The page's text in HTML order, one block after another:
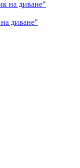
диване"